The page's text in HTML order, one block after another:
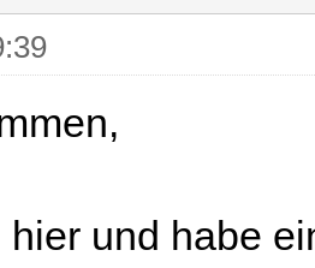
hier und habe